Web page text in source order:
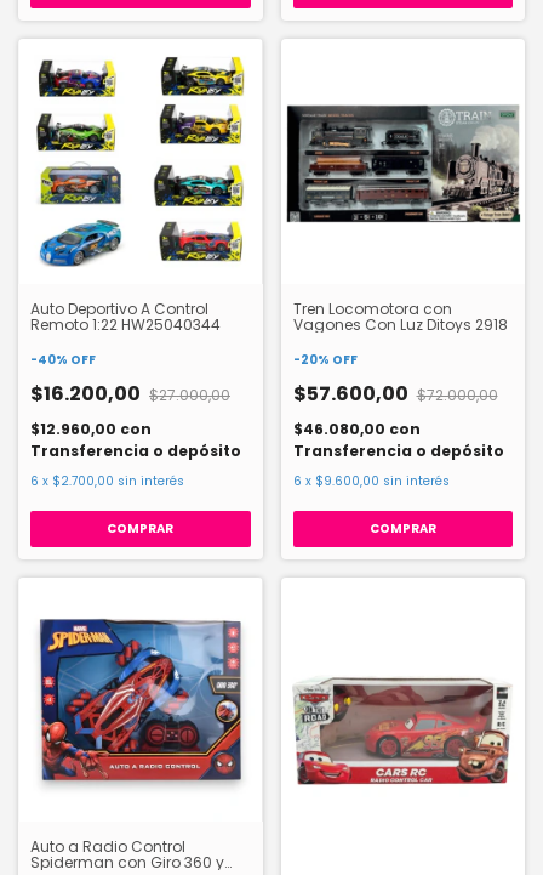
Auto Deportivo A Control
Remoto 1:22 HW25040344
-40% OFF
$16.200,00 $27.000,00
$12.960,00 con
Transferencia o depósito
6 x $2.700,00 sin interés
Tren Locomotora con
Vagones Con Luz Ditoys 2918
-20% OFF
$57.600,00 $72.000,00
$46.080,00 con
Transferencia o depósito
6 x $9.600,00 sin interés
Auto a Radio Control
Spiderman con Giro 360 y